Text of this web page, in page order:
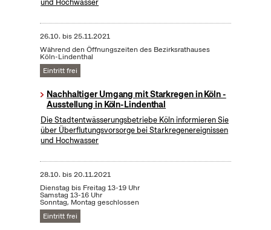
und Hochwasser
26.10. bis25.11.2021
Während den Öffnungszeiten des Bezirksrathauses
Köln-Lindenthal
Eintritt frei
Nachhaltiger Umgang mit Starkregen in Köln -
Ausstellung in Köln-Lindenthal
Die Stadtentwässerungsbetriebe Köln informieren Sie
über Überflutungsvorsorge bei Starkregenereignissen
und Hochwasser
28.10. bis20.11.2021
Dienstag bis Freitag 13-19 Uhr
Samstag 13-16 Uhr
Sonntag, Montag geschlossen
Eintritt frei